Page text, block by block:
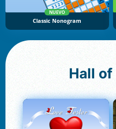
NUEVO
Classic Nonogram
Hall of